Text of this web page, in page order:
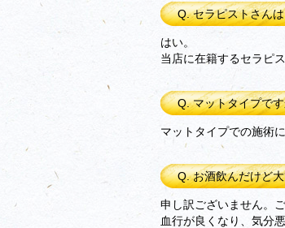
Q. セラピストさん
はい。
当店に在籍するセラピ
Q. マットタイプで
マットタイプでの施術に
Q. お酒飲んだけど
申し訳ございません。
血行が良くなり、気分